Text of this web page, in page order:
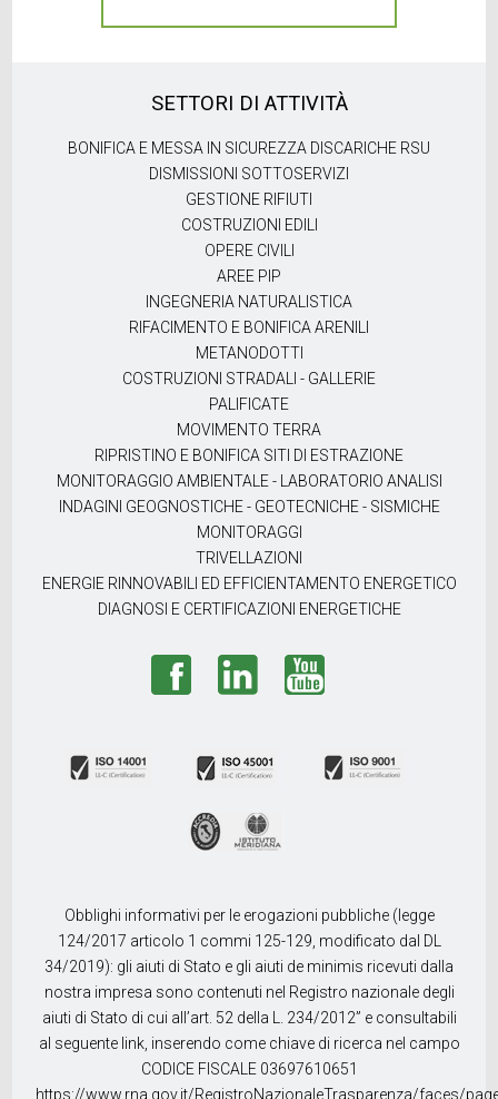
SETTORI DI ATTIVITÀ
BONIFICA E MESSA IN SICUREZZA DISCARICHE RSU
DISMISSIONI SOTTOSERVIZI
GESTIONE RIFIUTI
COSTRUZIONI EDILI
OPERE CIVILI
AREE PIP
INGEGNERIA NATURALISTICA
RIFACIMENTO E BONIFICA ARENILI
METANODOTTI
COSTRUZIONI STRADALI - GALLERIE
PALIFICATE
MOVIMENTO TERRA
RIPRISTINO E BONIFICA SITI DI ESTRAZIONE
MONITORAGGIO AMBIENTALE - LABORATORIO ANALISI
INDAGINI GEOGNOSTICHE - GEOTECNICHE - SISMICHE
MONITORAGGI
TRIVELLAZIONI
ENERGIE RINNOVABILI ED EFFICIENTAMENTO ENERGETICO
DIAGNOSI E CERTIFICAZIONI ENERGETICHE
Obblighi informativi per le erogazioni pubbliche (legge
124/2017 articolo 1 commi 125-129, modificato dal DL
34/2019): gli aiuti di Stato e gli aiuti de minimis ricevuti dalla
nostra impresa sono contenuti nel Registro nazionale degli
aiuti di Stato di cui all’art. 52 della L. 234/2012” e consultabili
al seguente link, inserendo come chiave di ricerca nel campo
CODICE FISCALE 03697610651
https://www.rna.gov.it/RegistroNazionaleTrasparenza/faces/